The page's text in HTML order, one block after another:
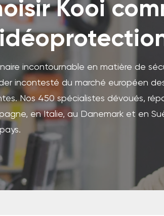
Kooi
incontournable en matière de
incontesté du marché européen
Nos 450 spécialistes dévoués,
en Italie, au Danemark et en